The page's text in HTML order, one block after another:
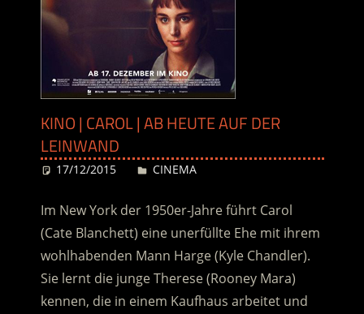
KINO | CAROL | AB HEUTE AUF DER
LEINWAND
17/12/2015 Desiree
CINEMA
Im New York der 1950er-Jahre führt Carol
(Cate Blanchett) eine unerfüllte Ehe mit ihrem
wohlhabenden Mann Harge (Kyle Chandler).
Sie lernt die junge Therese (Rooney Mara)
kennen, die in einem Kaufhaus arbeitet und